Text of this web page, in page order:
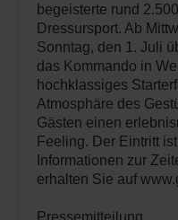
begeisterte rund
Dressursport. Ab
Sonntag, den 1. Juli
das Kommando in
hochklassiges
Atmosphäre des
Gästen einen
Feeling. Der Eintritt
Informationen zur
erhalten Sie auf
Pressemitteilung